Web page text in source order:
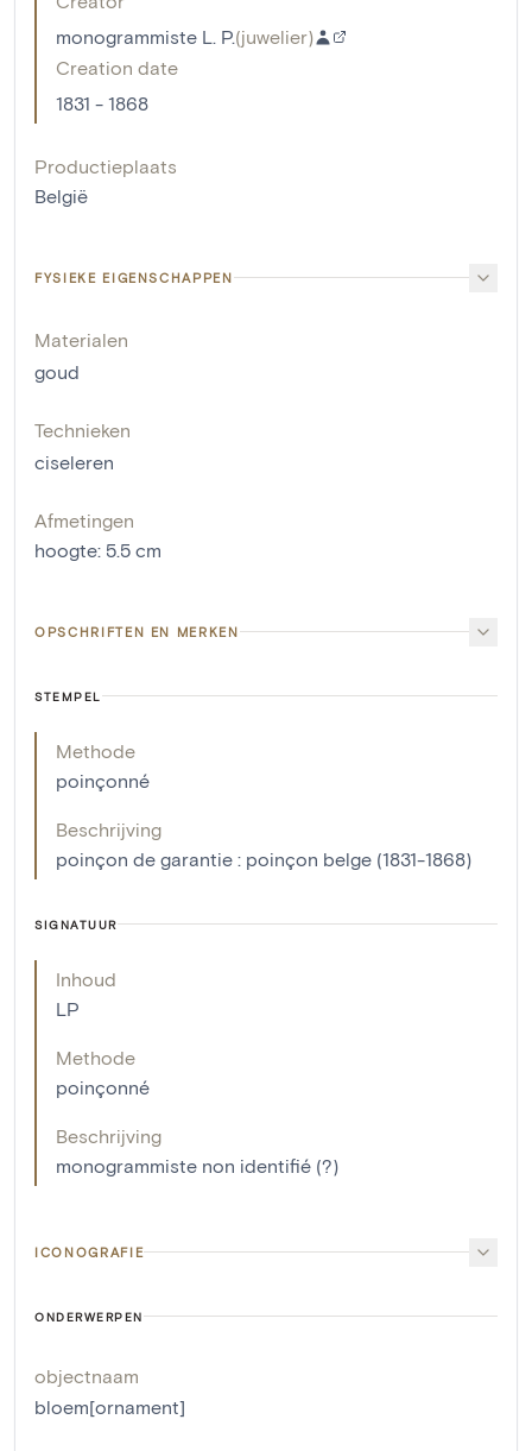
monogrammiste L. P.(juwelier)
Creation date
1831 - 1868
Productieplaats
België
FYSIEKE EIGENSCHAPPEN
Materialen
goud
Technieken
ciseleren
Afmetingen
hoogte: 5.5 cm
OPSCHRIFTEN EN MERKEN
STEMPEL
Methode
poinçonné
Beschrijving
poinçon de garantie : poinçon belge (1831-1868)
SIGNATUUR
Inhoud
LP
Methode
poinçonné
Beschrijving
monogrammiste non identifié (?)
ICONOGRAFIE
ONDERWERPEN
objectnaam
bloem[ornament]